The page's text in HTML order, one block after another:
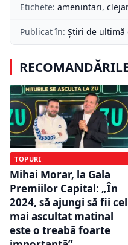
Etichete: amenintari,
Publicat în: Știri de ultimă
TOPURI
Mihai Morar, la Gala
Premiilor Capital: „În
2024, să ajungi să fii cel
mai ascultat matinal
este o treabă foarte